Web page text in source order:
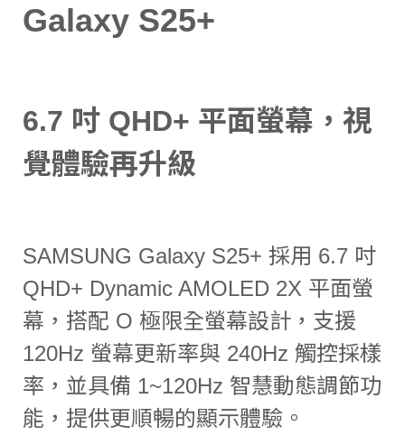
Galaxy S25+
6.7 吋 QHD+ 平面螢幕，視
覺體驗再升級
SAMSUNG Galaxy S25+ 採用 6.7 吋
QHD+ Dynamic AMOLED 2X 平面螢
幕，搭配 O 極限全螢幕設計，支援
120Hz 螢幕更新率與 240Hz 觸控採樣
率，並具備 1~120Hz 智慧動態調節功
能，提供更順暢的顯示體驗。